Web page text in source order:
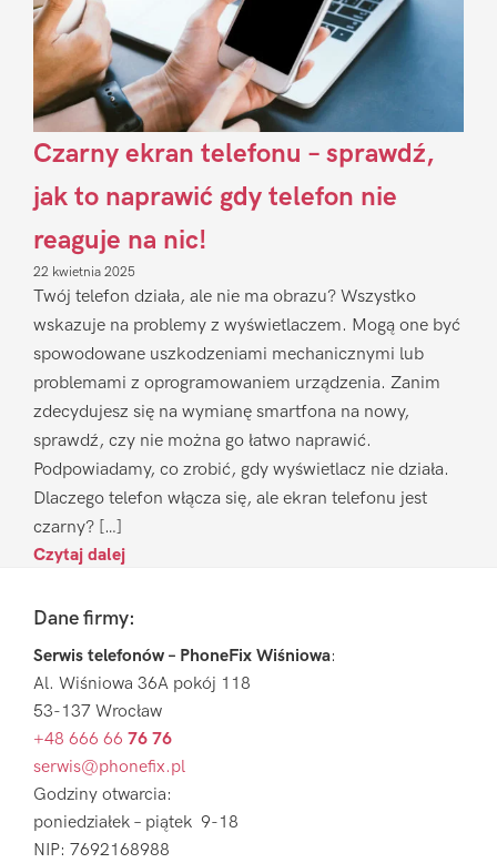
Czarny ekran telefonu – sprawdź,
jak to naprawić gdy telefon nie
reaguje na nic!
22 kwietnia 2025
Twój telefon działa, ale nie ma obrazu? Wszystko
wskazuje na problemy z wyświetlaczem. Mogą one być
spowodowane uszkodzeniami mechanicznymi lub
problemami z oprogramowaniem urządzenia. Zanim
zdecydujesz się na wymianę smartfona na nowy,
sprawdź, czy nie można go łatwo naprawić.
Podpowiadamy, co zrobić, gdy wyświetlacz nie działa.
Dlaczego telefon włącza się, ale ekran telefonu jest
czarny? […]
Czytaj dalej
FooterDane firmy:
Serwis telefonów – PhoneFix Wiśniowa:
Al. Wiśniowa 36A pokój 118
53-137 Wrocław
+48 666 66 76 76
serwis@phonefix.pl
Godziny otwarcia:
poniedziałek – piątek 9-18
NIP: 7692168988